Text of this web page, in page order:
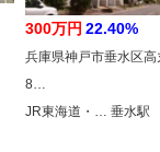
300万円 22.40%
兵庫県神戸市垂水区高
8…
JR東海道・… 垂水駅